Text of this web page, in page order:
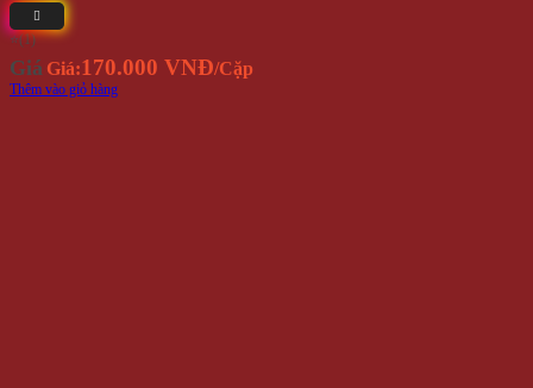
⭐(1)
Giá Giá:170.000 VNĐ/Cặp
Thêm vào giỏ hàng